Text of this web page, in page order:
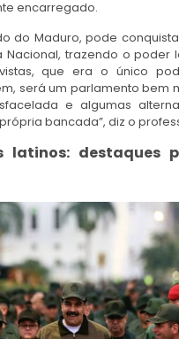
encarregado.
do Maduro, pode
Nacional, trazendo o poder
que era o único
será um parlamento bem
e algumas
bancada”, diz o
latinos: destaques